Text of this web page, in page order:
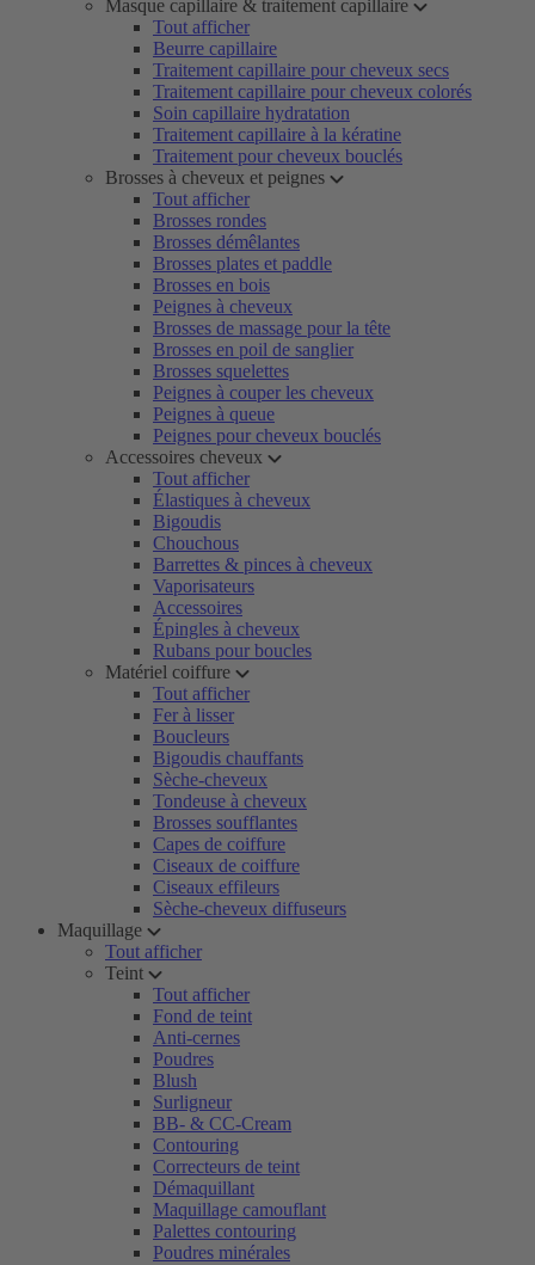
Masque capillaire & traitement capillaire
Tout afficher
Beurre capillaire
Traitement capillaire pour cheveux secs
Traitement capillaire pour cheveux colorés
Soin capillaire hydratation
Traitement capillaire à la kératine
Traitement pour cheveux bouclés
Brosses à cheveux et peignes
Tout afficher
Brosses rondes
Brosses démêlantes
Brosses plates et paddle
Brosses en bois
Peignes à cheveux
Brosses de massage pour la tête
Brosses en poil de sanglier
Brosses squelettes
Peignes à couper les cheveux
Peignes à queue
Peignes pour cheveux bouclés
Accessoires cheveux
Tout afficher
Élastiques à cheveux
Bigoudis
Chouchous
Barrettes & pinces à cheveux
Vaporisateurs
Accessoires
Épingles à cheveux
Rubans pour boucles
Matériel coiffure
Tout afficher
Fer à lisser
Boucleurs
Bigoudis chauffants
Sèche-cheveux
Tondeuse à cheveux
Brosses soufflantes
Capes de coiffure
Ciseaux de coiffure
Ciseaux effileurs
Sèche-cheveux diffuseurs
Maquillage
Tout afficher
Teint
Tout afficher
Fond de teint
Anti-cernes
Poudres
Blush
Surligneur
BB- & CC-Cream
Contouring
Correcteurs de teint
Démaquillant
Maquillage camouflant
Palettes contouring
Poudres minérales